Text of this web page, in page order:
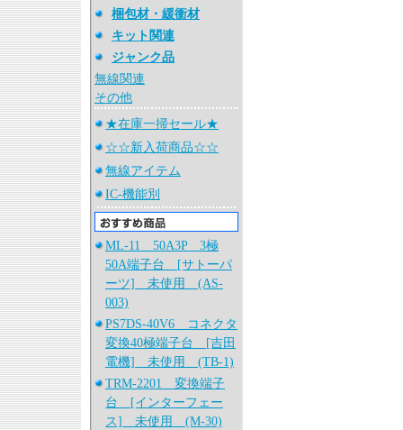
梱包材・緩衝材
キット関連
ジャンク品
無線関連
その他
★在庫一掃セール★
☆☆新入荷商品☆☆
無線アイテム
IC-機能別
ML-11 50A3P 3極
50A端子台 [サトーパ
ーツ] 未使用 (AS-
003)
PS7DS-40V6 コネクタ
変換40極端子台 [吉田
電機] 未使用 (TB-1)
TRM-2201 変換端子
台 [インターフェー
ス] 未使用 (M-30)